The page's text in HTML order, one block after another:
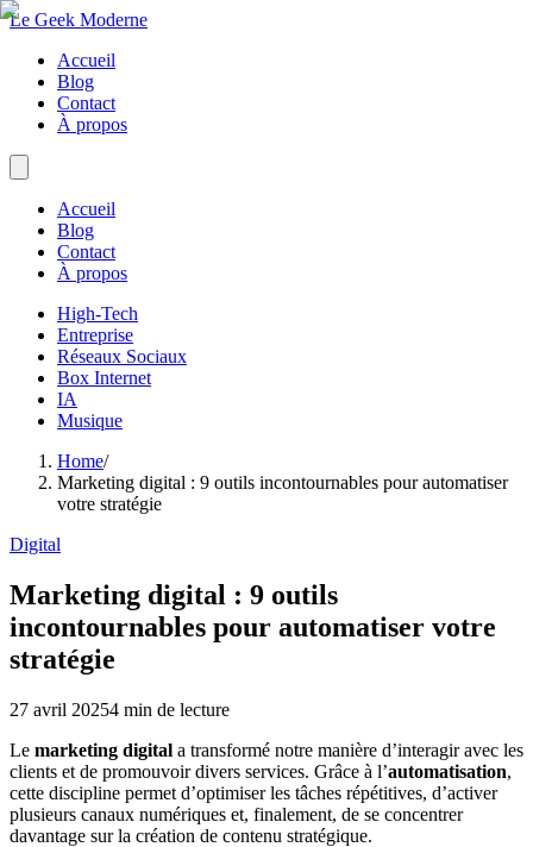
Le Geek Moderne
Accueil
Blog
Contact
À propos
Accueil
Blog
Contact
À propos
High-Tech
Entreprise
Réseaux Sociaux
Box Internet
IA
Musique
Home/
Marketing digital : 9 outils incontournables pour automatiser
votre stratégie
Digital
Marketing digital : 9 outils
incontournables pour automatiser votre
stratégie
27 avril 20254 min de lecture
Le marketing digital a transformé notre manière d’interagir avec les
clients et de promouvoir divers services. Grâce à l’automatisation,
cette discipline permet d’optimiser les tâches répétitives, d’activer
plusieurs canaux numériques et, finalement, de se concentrer
davantage sur la création de contenu stratégique.